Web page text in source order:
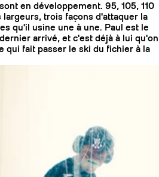
en développement. 95, 105, 110
trois façons d'attaquer la
qu'il usine une à une. Paul est le
arrivé, et c'est déjà à lui qu'on
qui fait passer le ski du fichier à la